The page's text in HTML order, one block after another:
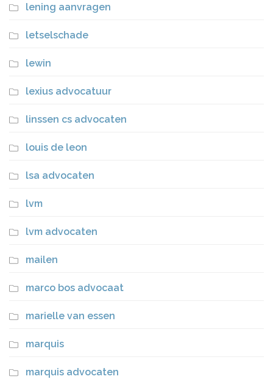
lening aanvragen
letselschade
lewin
lexius advocatuur
linssen cs advocaten
louis de leon
lsa advocaten
lvm
lvm advocaten
mailen
marco bos advocaat
marielle van essen
marquis
marquis advocaten